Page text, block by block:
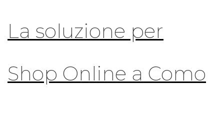
La soluzione per
Shop Online a Como